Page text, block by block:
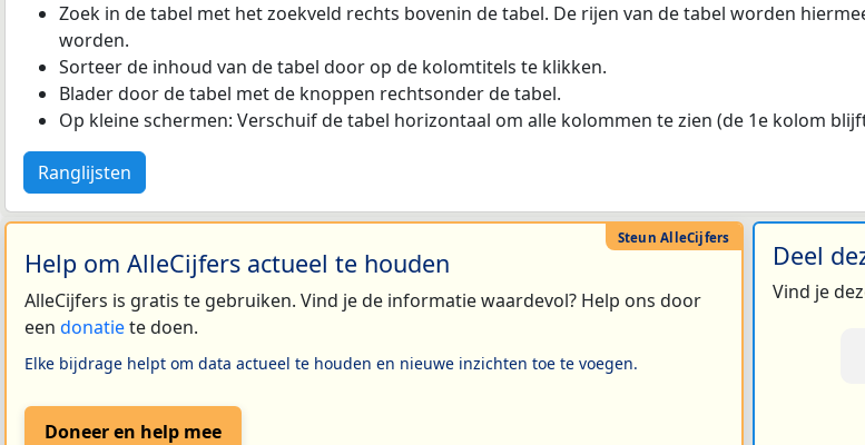
Zoek in de tabel met het zoekveld rechts bovenin de tabel. De rijen van de tabel worden
worden.
Sorteer de inhoud van de tabel door op de kolomtitels te klikken.
Blader door de tabel met de knoppen rechtsonder de tabel.
Op kleine schermen: Verschuif de tabel horizontaal om alle kolommen te zien (de 1e kolom
Ranglijsten
Help om AlleCijfers actueel te houden
AlleCijfers is gratis te gebruiken. Vind je de informatie waardevol? Help ons door
een donatiete doen.
Elke bijdrage helpt om data actueel te houden en nieuwe inzichten toe te voegen.
Doneer en help mee
Deel
Vind je